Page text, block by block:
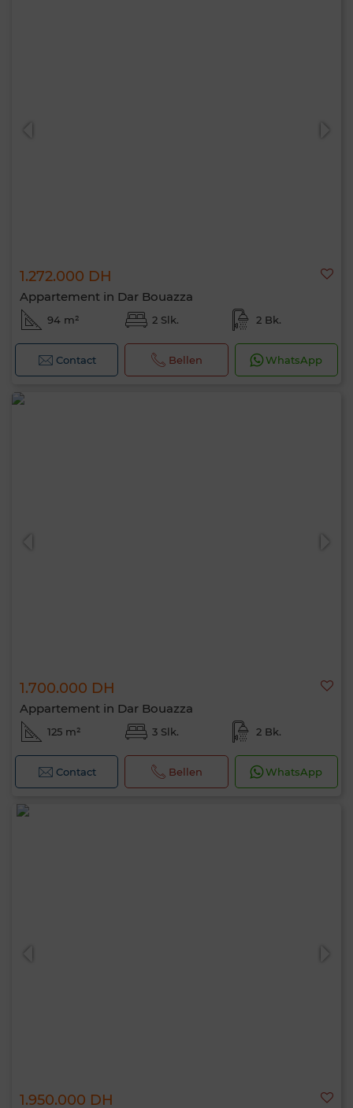
1.272.000 DH
Appartement in Dar Bouazza
94 m² 2 Slk. 2 Bk.
Contact Bellen WhatsApp
1.700.000 DH
Appartement in Dar Bouazza
125 m² 3 Slk. 2 Bk.
Contact Bellen WhatsApp
1.950.000 DH